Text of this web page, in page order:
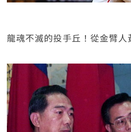
龍魂不滅的投手丘！從金臂人